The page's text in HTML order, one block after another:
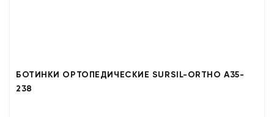
БОТИНКИ ОРТОПЕДИЧЕСКИЕ SURSIL-ORTHO A35-
238